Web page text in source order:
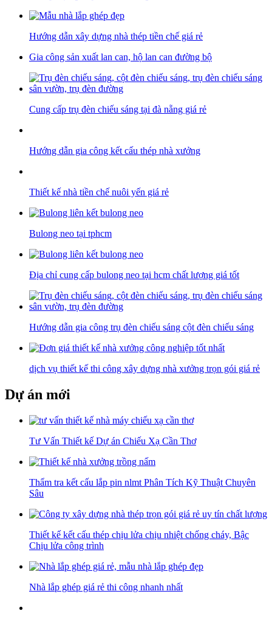
Hướng dẫn xây dựng nhà thép tiền chế giá rẻ
Gia công sản xuất lan can, hộ lan can đường bộ
Cung cấp trụ đèn chiếu sáng tại đà nẵng giá rẻ
Hướng dẫn gia công kết cấu thép nhà xưởng
Thiết kế nhà tiền chế nuôi yến giá rẻ
Bulong neo tại tphcm
Địa chỉ cung cấp bulong neo tại hcm chất lượng giá tốt
Hướng dẫn gia công trụ đèn chiếu sáng cột đèn chiếu sáng
dịch vụ thiết kế thi công xây dựng nhà xưởng trọn gói giá rẻ
Dự án mới
Tư Vấn Thiết kế Dự án Chiếu Xạ Cần Thơ
Thẩm tra kết cấu lắp pin nlmt Phân Tích Kỹ Thuật Chuyên
Sâu
Thiết kế kết cấu thép chịu lửa chịu nhiệt chống cháy, Bậc
Chịu lửa công trình
Nhà lắp ghép giá rẻ thi công nhanh nhất